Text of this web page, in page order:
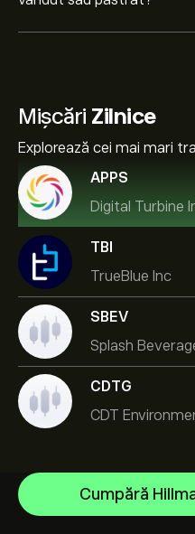
Mișcări Zilnice
Explorează cei mai mari
APPS
Digital Turbine
TBI
TrueBlue Inc
SBEV
Splash
CDTG
Cumpără
Micron Technology, Inc.
Space Exploration